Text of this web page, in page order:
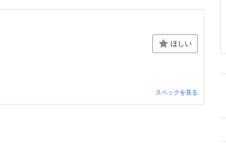
ほしい
スペックを見る